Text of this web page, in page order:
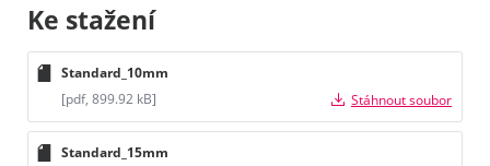
Ke stažení
Standard_10mm
[pdf, 899.92 kB]
Stáhnout soubor
Standard_15mm